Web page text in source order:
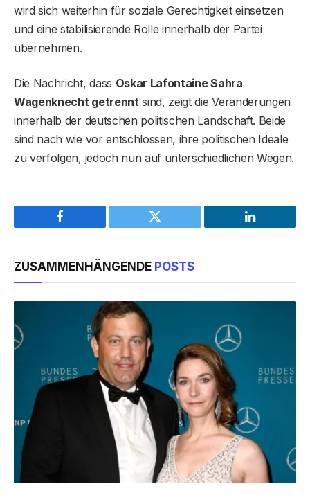
wird sich weiterhin für soziale Gerechtigkeit einsetzen
und eine stabilisierende Rolle innerhalb der Partei
übernehmen.
Die Nachricht, dass Oskar Lafontaine Sahra
Wagenknecht getrenntsind, zeigt die Veränderungen
innerhalb der deutschen politischen Landschaft. Beide
sind nach wie vor entschlossen, ihre politischen Ideale
zu verfolgen, jedoch nun auf unterschiedlichen Wegen.
Facebook Twitter LinkedIn
ZUSAMMENHÄNGENDE POSTS